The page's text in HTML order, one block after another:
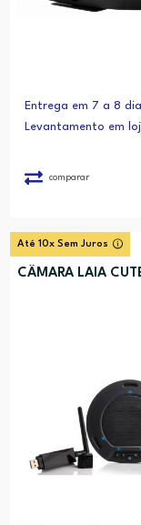
Entrega em 7 a 8
Levantamento em
comparar
Até 10x Sem Juros
CÂMARA LAIA